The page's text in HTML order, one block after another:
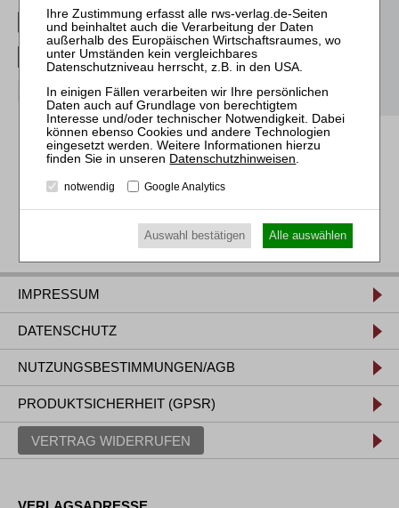
RWS Verlag bei LinkedIn
RWS Verlag bei Facebook
RWS Verlag bei Instagram
IMPRESSUM
DATENSCHUTZ
NUTZUNGSBESTIMMUNGEN/AGB
PRODUKTSICHERHEIT (GPSR)
VERTRAG WIDERRUFEN
Datenschutzhinweisen.
notwendig Google Analytics
Auswahl bestätigen Alle auswählen